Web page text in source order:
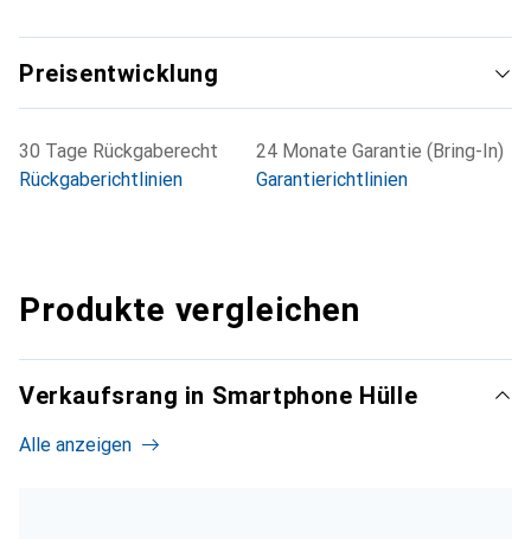
Preisentwicklung
30 Tage Rückgaberecht
Rückgaberichtlinien
24 Monate Garantie (Bring-In)
Garantierichtlinien
Produkte vergleichen
Verkaufsrang in Smartphone Hülle
Alle anzeigen